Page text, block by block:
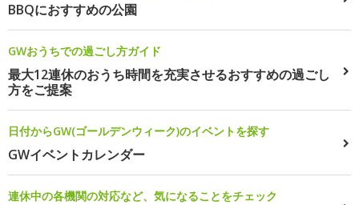
BBQにおすすめの公園
GWおうちでの過ごし方ガイド
最大12連休のおうち時間を充実させるおすすめの過ごし
方をご提案
日付からGW(ゴールデンウィーク)のイベントを探す
GWイベントカレンダー
連休中の各機関の対応など、気になることをチェック